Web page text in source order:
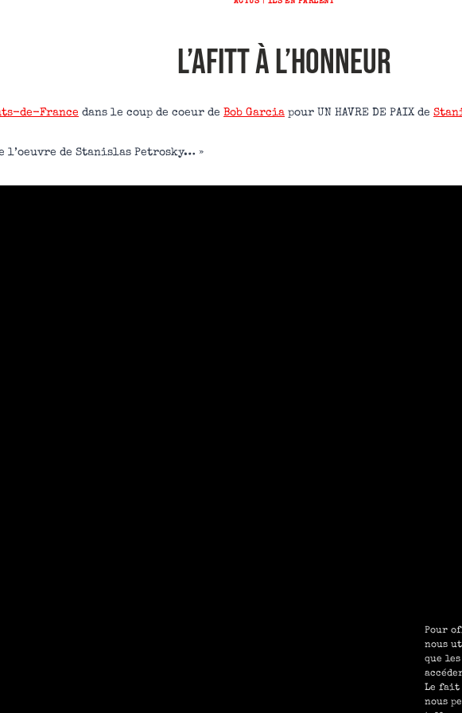
Pour
nous
que
Le fait
nous
ACTUS | ILS EN PARLENT
L’AFITT à l’honneur
de-France dans le coup de coeur de Bob Garcia pour UN HAVRE DE PAIX de
de Stanislas Petrosky… »